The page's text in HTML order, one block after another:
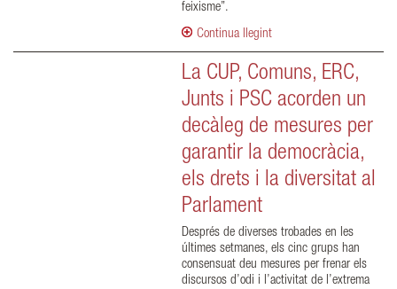
feixisme”.
Continua llegint
La CUP, Comuns, ERC,
Junts i PSC acorden un
decàleg de mesures per
garantir la democràcia,
els drets i la diversitat al
Parlament
Després de diverses trobades en les
últimes setmanes, els cinc grups han
consensuat deu mesures per frenar els
discursos d’odi i l’activitat de l’extrema